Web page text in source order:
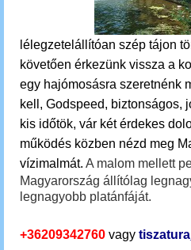
lélegzetelállítóan szép tájon
követően érkezünk vissza a
egy hajómosásra szeretnénk
kell, Godspeed, biztonságos,
kis időtök, vár két érdekes
működés közben nézd meg
vízimalmát. A malom mellett
Magyarország állítólag
legnagyobb platánfáját.
+36209342760 vagy